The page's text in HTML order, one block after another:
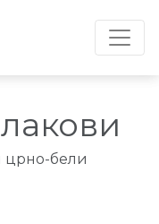
црно-бели